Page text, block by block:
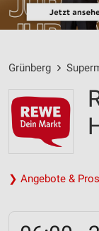
Grünberg
❯ Angebote &